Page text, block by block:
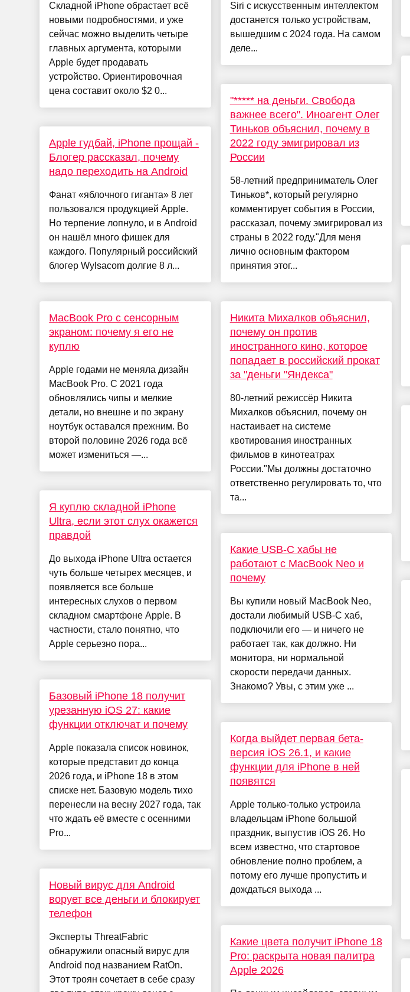
Складной iPhone обрастает всё
новыми подробностями, и уже
сейчас можно выделить четыре
главных аргумента, которыми
Apple будет продавать
устройство. Ориентировочная
цена составит около $2 0...
Apple гудбай, iPhone прощай -
Блогер рассказал, почему
надо переходить на Android
Фанат «яблочного гиганта» 8 лет
пользовался продукцией Apple.
Но терпение лопнуло, и в Android
он нашёл много фишек для
каждого. Популярный российский
блогер Wylsacom долгие 8 л...
MacBook Pro с сенсорным
экраном: почему я его не
куплю
Apple годами не меняла дизайн
MacBook Pro. С 2021 года
обновлялись чипы и мелкие
детали, но внешне и по экрану
ноутбук оставался прежним. Во
второй половине 2026 года всё
может измениться —...
Я куплю складной iPhone
Ultra, если этот слух окажется
правдой
До выхода iPhone Ultra остается
чуть больше четырех месяцев, и
появляется все больше
интересных слухов о первом
складном смартфоне Apple. В
частности, стало понятно, что
Apple серьезно пора...
Базовый iPhone 18 получит
урезанную iOS 27: какие
функции отключат и почему
Apple показала список новинок,
которые представит до конца
2026 года, и iPhone 18 в этом
списке нет. Базовую модель тихо
перенесли на весну 2027 года, так
что ждать её вместе с осенними
Pro...
Новый вирус для Android
ворует все деньги и блокирует
телефон
Эксперты ThreatFabric
обнаружили опасный вирус для
Android под названием RatOn.
Этот троян сочетает в себе сразу
Siri с искусственным интеллектом
достанется только устройствам,
вышедшим с 2024 года. На самом
деле...
"***** на деньги. Свобода
важнее всего". Иноагент Олег
Тиньков объяснил, почему в
2022 году эмигрировал из
России
58-летний предприниматель Олег
Тиньков*, который регулярно
комментирует события в России,
рассказал, почему эмигрировал из
страны в 2022 году."Для меня
лично основным фактором
принятия этог...
Никита Михалков объяснил,
почему он против
иностранного кино, которое
попадает в российский прокат
за "деньги "Яндекса"
80-летний режиссёр Никита
Михалков объяснил, почему он
настаивает на системе
квотирования иностранных
фильмов в кинотеатрах
России."Мы должны достаточно
ответственно регулировать то, что
та...
Какие USB-C хабы не
работают с MacBook Neo и
почему
Вы купили новый MacBook Neo,
достали любимый USB-C хаб,
подключили его — и ничего не
работает так, как должно. Ни
монитора, ни нормальной
скорости передачи данных.
Знакомо? Увы, с этим уже ...
Когда выйдет первая бета-
версия iOS 26.1, и какие
функции для iPhone в ней
появятся
Apple только-только устроила
владельцам iPhone большой
праздник, выпустив iOS 26. Но
всем известно, что стартовое
обновление полно проблем, а
потому его лучше пропустить и
дождаться выхода ...
Какие цвета получит iPhone 18
Pro: раскрыта новая палитра
Apple 2026